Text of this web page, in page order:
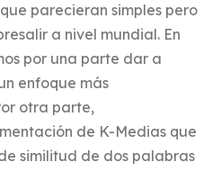
parecieran simples pero
a nivel mundial. En
por una parte dar a
enfoque más
otra parte,
de K-Medias que
similitud de dos palabras